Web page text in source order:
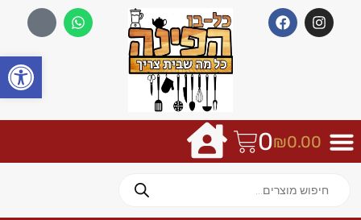
₪0.00
0